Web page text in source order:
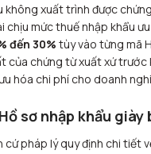
không xuất trình được
chịu mức thuế nhập khẩu
đến 30% tùy vào từng mã
của chứng từ xuất xứ trước
hóa chi phí cho doanh
sơ nhập khẩu
cứ pháp lý quy định chi tiết